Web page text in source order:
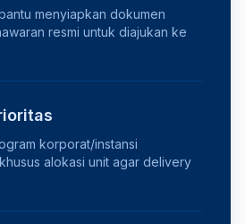
menyiapkan dokumen
resmi untuk diajukan ke
korporat/instansi
alokasi unit agar delivery